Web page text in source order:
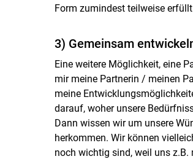
Form zumindest teilweise
3) Gemeinsam
Eine weitere Möglichkeit, eine
mir meine Partnerin / meinen
meine
darauf, woher unsere
Dann wissen wir um unsere
herkommen. Wir können
noch wichtig sind, weil uns z.B.